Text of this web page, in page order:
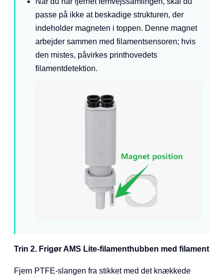
passe på ikke at beskadige strukturen, der
indeholder magneten i toppen. Denne magnet
arbejder sammen med filamentsensoren; hvis
den mistes, påvirkes printhovedets
filamentdetektion.
Trin 2. Frigør AMS Lite-filamenthubben med filament
Fjern PTFE-slangen fra stikket med det knækkede